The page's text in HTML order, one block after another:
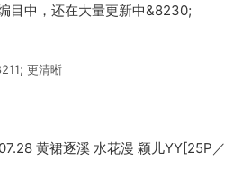
目中，还在大量更新中&8230;
更清晰
黄裙逐溪 水花漫 颖儿YY[25P／